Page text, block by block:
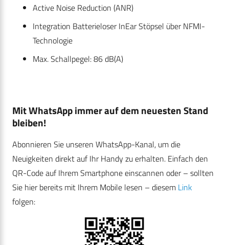
Active Noise Reduction (ANR)
Integration Batterieloser InEar Stöpsel über NFMI-
Technologie
Max. Schallpegel: 86 dB(A)
Mit WhatsApp immer auf dem neuesten Stand
bleiben!
Abonnieren Sie unseren WhatsApp-Kanal, um die
Neuigkeiten direkt auf Ihr Handy zu erhalten. Einfach den
QR-Code auf Ihrem Smartphone einscannen oder – sollten
Sie hier bereits mit Ihrem Mobile lesen – diesem Link
folgen: